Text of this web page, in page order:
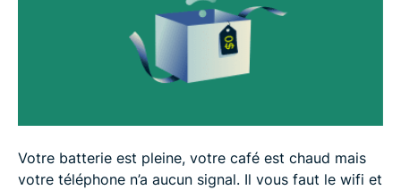
Votre batterie est pleine, votre café est chaud mais
votre téléphone n’a aucun signal. Il vous faut le wifi et